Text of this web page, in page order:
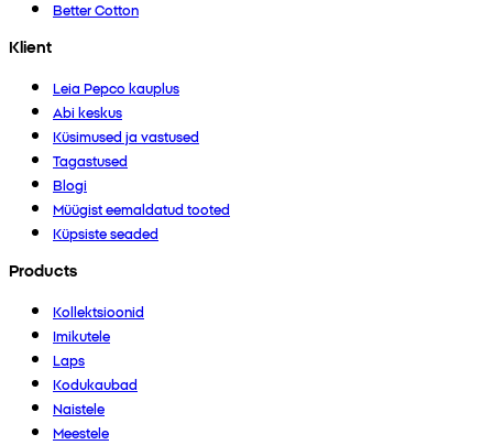
Better Cotton
Klient
Leia Pepco kauplus
Abi keskus
Küsimused ja vastused
Tagastused
Blogi
Müügist eemaldatud tooted
Küpsiste seaded
Products
Kollektsioonid
Imikutele
Laps
Kodukaubad
Naistele
Meestele